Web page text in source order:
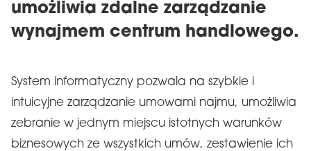
umożliwia zdalne zarządzanie
wynajmem centrum handlowego.
System informatyczny pozwala na szybkie i
intuicyjne zarządzanie umowami najmu, umożliwia
zebranie w jednym miejscu istotnych warunków
biznesowych ze wszystkich umów, zestawienie ich